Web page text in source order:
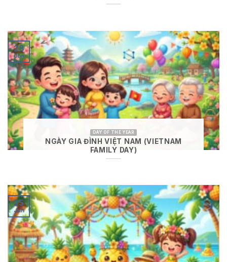
DAY OF THE YEAR
NGÀY GIA ĐÌNH VIỆT NAM (VIETNAM
FAMILY DAY)
28
Jun
25
Jun